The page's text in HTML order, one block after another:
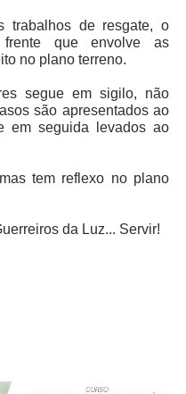
trabalhos de resgate, o
que envolve as
no plano terreno.
segue em sigilo, não
são apresentados ao
em seguida levados ao
tem reflexo no plano
da Luz... Servir!